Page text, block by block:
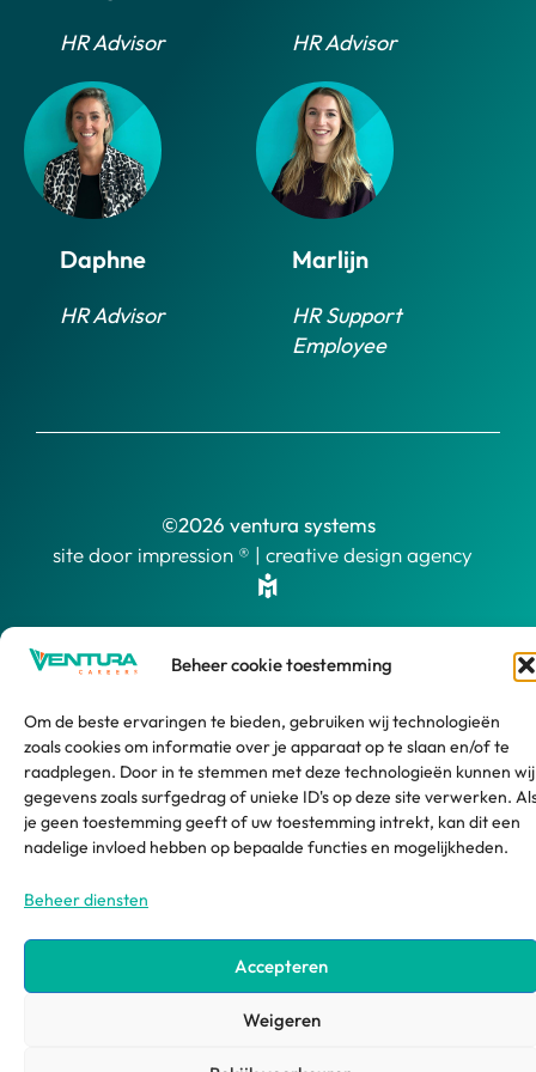
Beheer cookie toestemming
Om de beste ervaringen te bieden, gebruiken wij technologieën
zoals cookies om informatie over je apparaat op te slaan en/of te
raadplegen. Door in te stemmen met deze technologieën kunnen wij
gegevens zoals surfgedrag of unieke ID's op deze site verwerken.
je geen toestemming geeft of uw toestemming intrekt, kan dit een
nadelige invloed hebben op bepaalde functies en mogelijkheden.
Beheer diensten
Accepteren
Weigeren
HR Advisor HR Advisor
Daphne
HR Advisor
Marlijn
HR Support
Employee
©2026 ventura systems
site door impression ® | creative design agency